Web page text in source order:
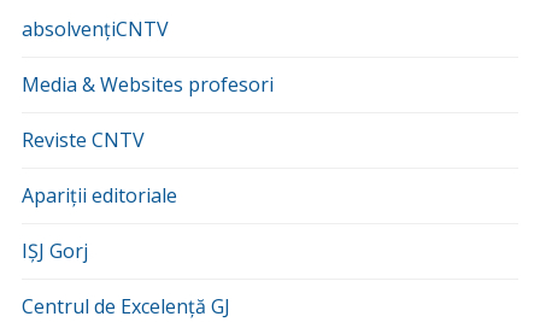
absolvențiCNTV
Media & Websites profesori
Reviste CNTV
Apariții editoriale
IȘJ Gorj
Centrul de Excelență GJ